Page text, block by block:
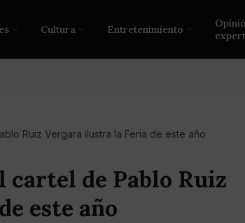
Cultura Entretenimiento
Ruiz Vergara ilustra la Feria de este año
cartel de Pablo Ruiz
este año